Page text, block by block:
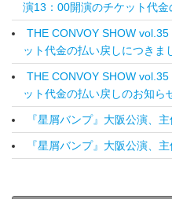
演13：00開演のチケット代
THE CONVOY SHOW
ット代金の払い戻しにつきま
THE CONVOY SHOW
ット代金の払い戻しのお知ら
『星屑バンプ』大阪公演、
『星屑バンプ』大阪公演、